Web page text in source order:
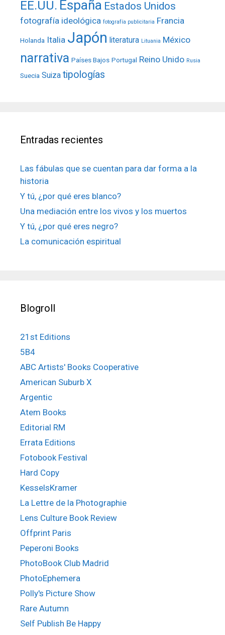
EE.UU. España Estados Unidos
fotografía ideológica fotografía publicitaria Francia
Holanda Italia Japón literatura Lituania México
narrativa Países Bajos Portugal Reino Unido Rusia
Suecia Suiza tipologías
Entradas recientes
Las fábulas que se cuentan para dar forma a la
historia
Y tú, ¿por qué eres blanco?
Una mediación entre los vivos y los muertos
Y tú, ¿por qué eres negro?
La comunicación espiritual
Blogroll
21st Editions
5B4
ABC Artists' Books Cooperative
American Suburb X
Argentic
Atem Books
Editorial RM
Errata Editions
Fotobook Festival
Hard Copy
KesselsKramer
La Lettre de la Photographie
Lens Culture Book Review
Offprint Paris
Peperoni Books
PhotoBook Club Madrid
PhotoEphemera
Polly's Picture Show
Rare Autumn
Self Publish Be Happy